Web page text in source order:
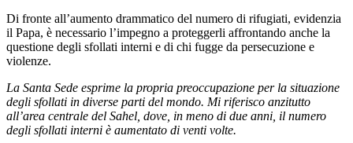
Di fronte all’aumento drammatico del numero di rifugiati, evidenzia
il Papa, è necessario l’impegno a proteggerli affrontando anche la
questione degli sfollati interni e di chi fugge da persecuzione e
violenze.
La Santa Sede esprime la propria preoccupazione per la situazione
degli sfollati in diverse parti del mondo. Mi riferisco anzitutto
all’area centrale del Sahel, dove, in meno di due anni, il numero
degli sfollati interni è aumentato di venti volte.